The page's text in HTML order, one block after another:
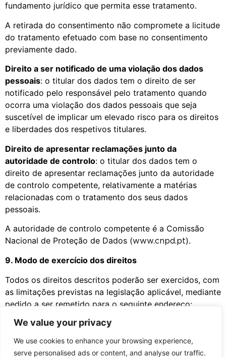
We value your privacy
We use cookies to enhance your browsing experience,
serve personalised ads or content, and analyse our traffic.
fundamento jurídico que permita esse tratamento.
A retirada do consentimento não compromete a licitude
do tratamento efetuado com base no consentimento
previamente dado.
Direito a ser notificado de uma violação dos dados
pessoais: o titular dos dados tem o direito de ser
notificado pelo responsável pelo tratamento quando
ocorra uma violação dos dados pessoais que seja
suscetível de implicar um elevado risco para os direitos
e liberdades dos respetivos titulares.
Direito de apresentar reclamações junto da
autoridade de controlo: o titular dos dados tem o
direito de apresentar reclamações junto da autoridade
de controlo competente, relativamente a matérias
relacionadas com o tratamento dos seus dados
pessoais.
A autoridade de controlo competente é a Comissão
Nacional de Proteção de Dados (www.cnpd.pt).
9. Modo de exercício dos direitos
Todos os direitos descritos poderão ser exercidos, com
as limitações previstas na legislação aplicável, mediante
pedido a ser remetido para o seguinte endereço:
privacidade@nbxd.pt ou privacidade@hyperlapse.pt
10. Atualização da Política de Privacidade